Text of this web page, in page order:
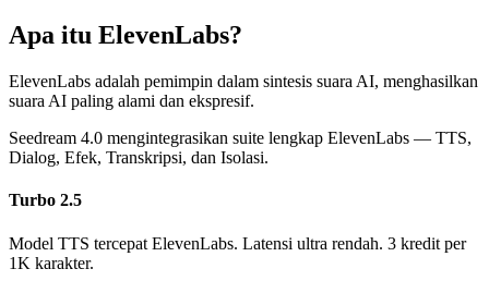
Apa itu ElevenLabs?
ElevenLabs adalah pemimpin dalam sintesis suara AI, menghasilkan
suara AI paling alami dan ekspresif.
Seedream 4.0 mengintegrasikan suite lengkap ElevenLabs — TTS,
Dialog, Efek, Transkripsi, dan Isolasi.
Turbo 2.5
Model TTS tercepat ElevenLabs. Latensi ultra rendah. 3 kredit per
1K karakter.